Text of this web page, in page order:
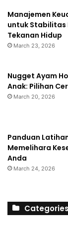
Manajemen
untuk Stabilitas
Tekanan Hidup
March 23, 2026
Nugget Ayam
Anak: Pilihan
March 20, 2026
Panduan
Memelihara
Anda
March 24, 2026
Categories